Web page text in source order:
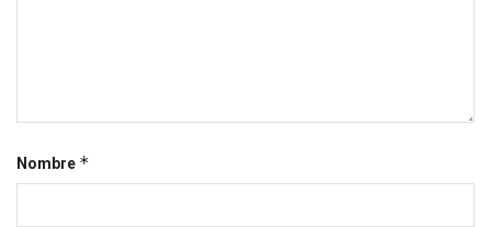
Nombre *